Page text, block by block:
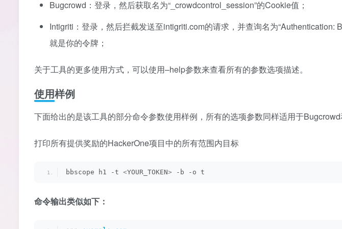
Bugcrowd：登录，然后获取名为“_crowdcontrol_session”的Cookie值；
Intigriti：登录，然后拦截发送至intigriti.com的请求，并查询名为“Authentication:
就是你的令牌；
关于工具的更多使用方式，可以使用–help参数来查看所有的参数选项描述。
使用样例
下面给出的是该工具的部分命令参数使用样例，所有的选项参数同样适用于Bugcrowd
打印所有提供奖励的HackerOne项目中的所有范围内目标
bbscope h1 -t <YOUR_TOKEN> -b -o t
命令输出类似如下：